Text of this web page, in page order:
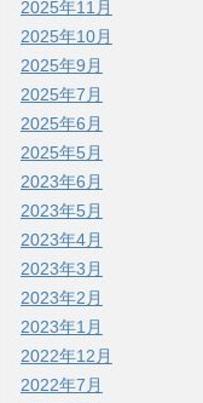
2025年11月
2025年10月
2025年9月
2025年7月
2025年6月
2025年5月
2023年6月
2023年5月
2023年4月
2023年3月
2023年2月
2023年1月
2022年12月
2022年7月